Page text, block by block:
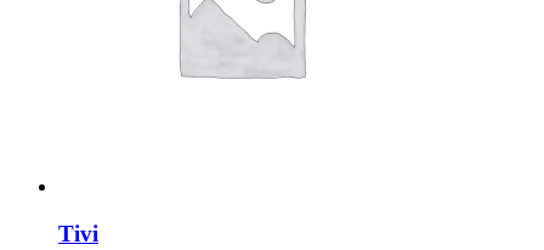
Tivi